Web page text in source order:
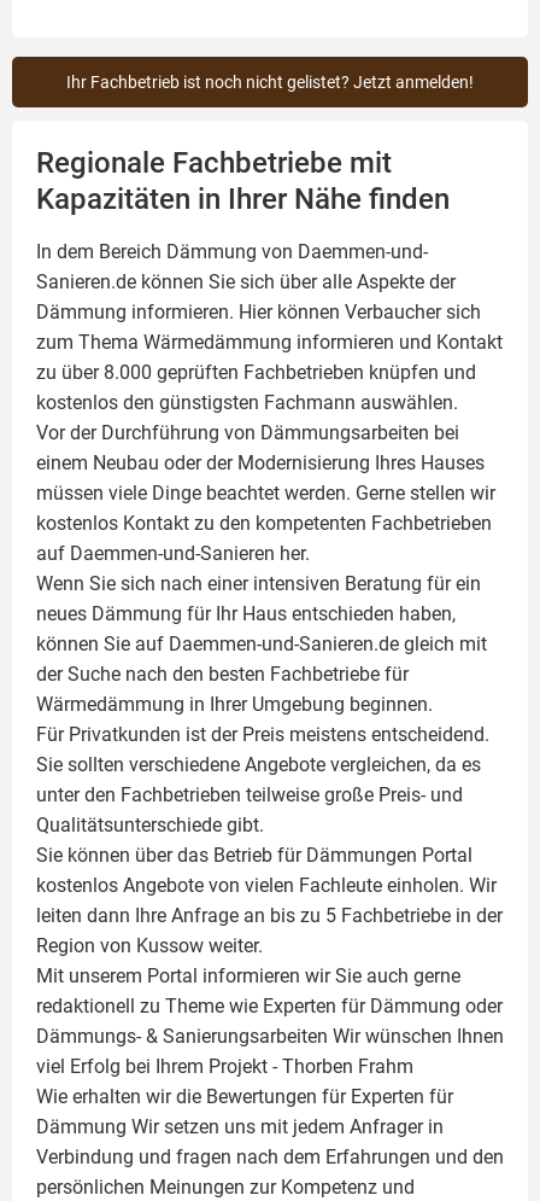
Ihr Fachbetrieb ist noch nicht gelistet? Jetzt anmelden!
Regionale Fachbetriebe mit
Kapazitäten in Ihrer Nähe finden
In dem Bereich Dämmung von Daemmen-und-
Sanieren.de können Sie sich über alle Aspekte der
Dämmung informieren. Hier können Verbaucher sich
zum Thema Wärmedämmung informieren und Kontakt
zu über 8.000 geprüften Fachbetrieben knüpfen und
kostenlos den günstigsten Fachmann auswählen.
Vor der Durchführung von Dämmungsarbeiten bei
einem Neubau oder der Modernisierung Ihres Hauses
müssen viele Dinge beachtet werden. Gerne stellen wir
kostenlos Kontakt zu den kompetenten Fachbetrieben
auf Daemmen-und-Sanieren her.
Wenn Sie sich nach einer intensiven Beratung für ein
neues Dämmung für Ihr Haus entschieden haben,
können Sie auf Daemmen-und-Sanieren.de gleich mit
der Suche nach den besten Fachbetriebe für
Wärmedämmung in Ihrer Umgebung beginnen.
Für Privatkunden ist der Preis meistens entscheidend.
Sie sollten verschiedene Angebote vergleichen, da es
unter den Fachbetrieben teilweise große Preis- und
Qualitätsunterschiede gibt.
Sie können über das Betrieb für Dämmungen Portal
kostenlos Angebote von vielen Fachleute einholen. Wir
leiten dann Ihre Anfrage an bis zu 5 Fachbetriebe in der
Region von Kussow weiter.
Mit unserem Portal informieren wir Sie auch gerne
redaktionell zu Theme wie Experten für Dämmung oder
Dämmungs- & Sanierungsarbeiten Wir wünschen Ihnen
viel Erfolg bei Ihrem Projekt - Thorben Frahm
Wie erhalten wir die Bewertungen für Experten für
Dämmung Wir setzen uns mit jedem Anfrager in
Verbindung und fragen nach dem Erfahrungen und den
persönlichen Meinungen zur Kompetenz und